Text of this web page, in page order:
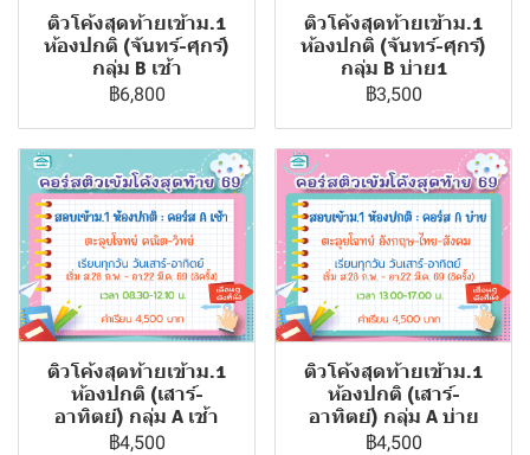
ติวโค้งสุดท้ายเข้าม.1
ห้องปกติ (จันทร์-ศุกร์)
กลุ่ม B เช้า
฿6,800
ติวโค้งสุดท้ายเข้าม.1
ห้องปกติ (จันทร์-ศุกร์)
กลุ่ม B บ่าย1
฿3,500
ติวโค้งสุดท้ายเข้าม.1
ห้องปกติ (เสาร์-
อาทิตย์) กลุ่ม A เช้า
฿4,500
ติวโค้งสุดท้ายเข้าม.1
ห้องปกติ (เสาร์-
อาทิตย์) กลุ่ม A บ่าย
฿4,500